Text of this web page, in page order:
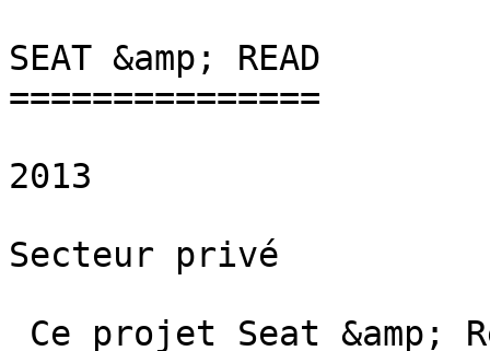
SEAT &amp; READ
===============
2013
Secteur privé